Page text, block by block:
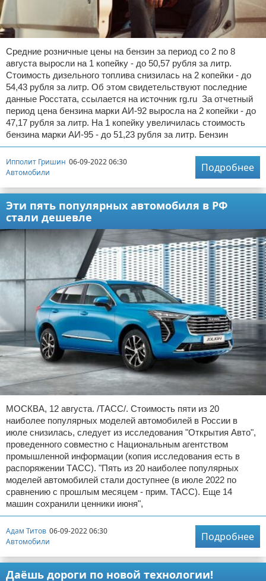
Средние розничные цены на бензин за период со 2 по 8
августа выросли на 1 копейку - до 50,57 рубля за литр.
Стоимость дизельного топлива снизилась на 2 копейки - до
54,43 рубля за литр. Об этом свидетельствуют последние
данные Росстата, ссылается на источник rg.ru За отчетный
период цена бензина марки АИ-92 выросла на 2 копейки - до
47,17 рубля за литр. На 1 копейку увеличилась стоимость
бензина марки АИ-95 - до 51,23 рубля за литр. Бензин
Ипполит Гришин 06-09-2022 06:30
Автомобили
Подробнее
Эти пять популярных автомобиля в РФ
стали дешевле
МОСКВА, 12 августа. /ТАСС/. Стоимость пяти из 20
наиболее популярных моделей автомобилей в России в
июле снизилась, следует из исследования "Открытия Авто",
проведенного совместно с Национальным агентством
промышленной информации (копия исследования есть в
распоряжении ТАСС). "Пять из 20 наиболее популярных
моделей автомобилей стали доступнее (в июле 2022 по
сравнению с прошлым месяцем - прим. ТАСС). Еще 14
машин сохранили ценники июня",
Адам Титов 06-09-2022 06:30
Автомобили
Подробнее
Даёшь дороги по новой технологии!